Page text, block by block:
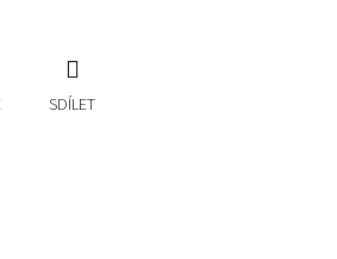
SDÍLET